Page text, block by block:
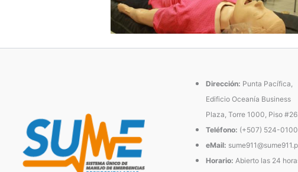
Dirección: Punta Pacífica,
Edificio Oceanía Business
Plaza, Torre 1000, Piso
Teléfono: (+507) 524-0100
eMail:
Horario: Abierto las 24